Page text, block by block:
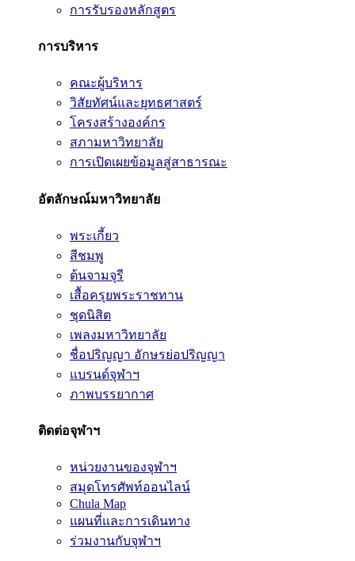
การรับรองหลักสูตร
การบริหาร
คณะผู้บริหาร
วิสัยทัศน์และยุทธศาสตร์
โครงสร้างองค์กร
สภามหาวิทยาลัย
การเปิดเผยข้อมูลสู่สาธารณะ
อัตลักษณ์มหาวิทยาลัย
พระเกี้ยว
สีชมพู
ต้นจามจุรี
เสื้อครุยพระราชทาน
ชุดนิสิต
เพลงมหาวิทยาลัย
ชื่อปริญญา อักษรย่อปริญญา
แบรนด์จุฬาฯ
ภาพบรรยากาศ
ติดต่อจุฬาฯ
หน่วยงานของจุฬาฯ
สมุดโทรศัพท์ออนไลน์
Chula Map
แผนที่และการเดินทาง
ร่วมงานกับจุฬาฯ